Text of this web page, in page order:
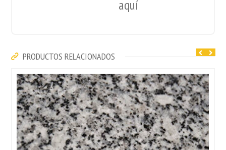
aquí
PRODUCTOS RELACIONADOS